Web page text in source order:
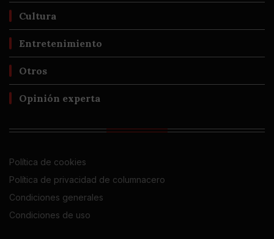
Cultura
Entretenimiento
Otros
Opinión experta
Política de cookies
Política de privacidad de columnacero
Condiciones generales
Condiciones de uso